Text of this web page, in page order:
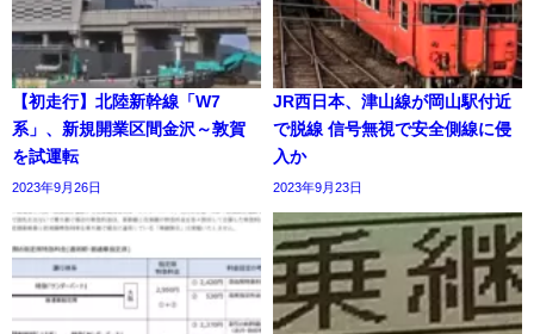
【初走行】北陸新幹線「W7
系」、新規開業区間金沢～敦賀
を試運転
2023年9月26日
JR西日本、津山線が岡山駅付近
で脱線 信号無視で安全側線に侵
入か
2023年9月23日